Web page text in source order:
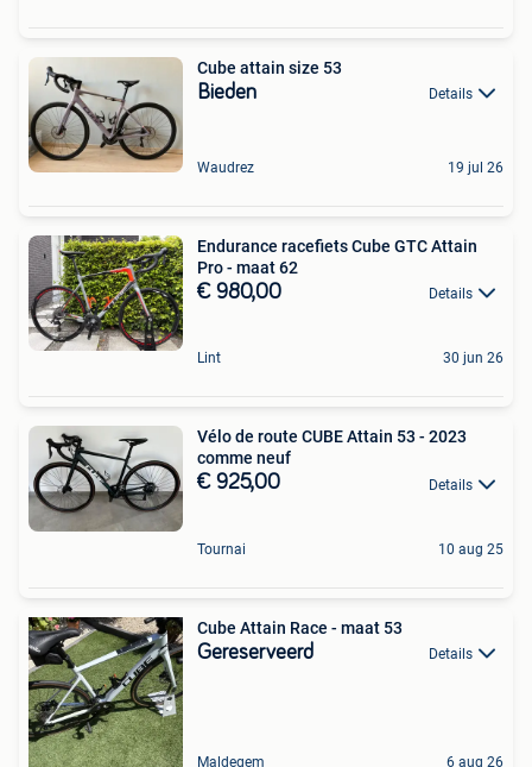
Cube attain size 53
Bieden Details
Waudrez 19 jul 26
Endurance racefiets Cube GTC Attain
Pro - maat 62
€ 980,00 Details
Lint 30 jun 26
Vélo de route CUBE Attain 53 - 2023
comme neuf
€ 925,00 Details
Tournai 10 aug 25
Cube Attain Race - maat 53
Gereserveerd Details
Maldegem 6 aug 26